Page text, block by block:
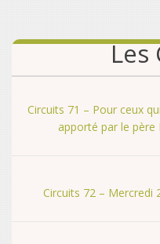
Les
Circuits 71 – Pour ceux
apporté par le père
Circuits 72 – Mercredi